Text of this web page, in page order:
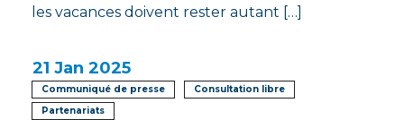
les vacances doivent rester autant […]
21 Jan 2025
Communiqué de presse
Consultation libre
Partenariats